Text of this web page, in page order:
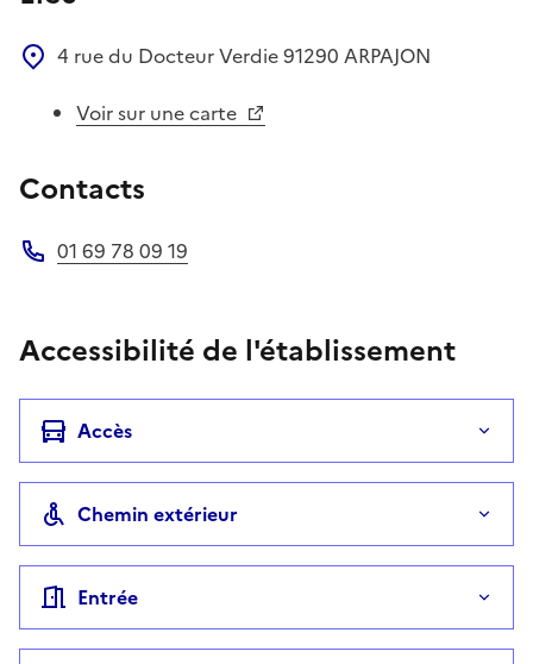
4 rue du Docteur Verdie91290 ARPAJON
Voir sur une carte
Contacts
01 69 78 09 19
Accessibilité de l'établissement
Accès
Chemin extérieur
Entrée